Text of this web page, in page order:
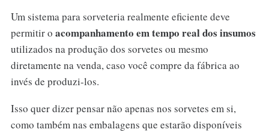
Um sistema para sorveteria realmente eficiente deve
permitir o acompanhamento em tempo real dos insumos
utilizados na produção dos sorvetes ou mesmo
diretamente na venda, caso você compre da fábrica ao
invés de produzi-los.
Isso quer dizer pensar não apenas nos sorvetes em si,
como também nas embalagens que estarão disponíveis